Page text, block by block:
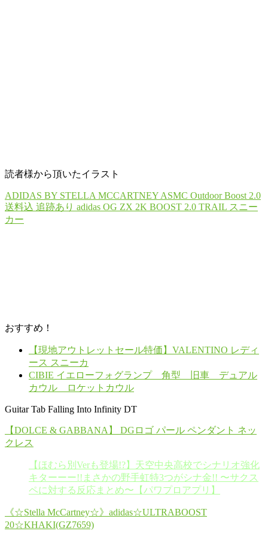
読者様から頂いたイラスト
ADIDAS BY STELLA MCCARTNEY ASMC Outdoor Boost 2.0
送料込 追跡あり adidas OG ZX 2K BOOST 2.0 TRAIL スニー
カー
おすすめ！
【現地アウトレットセール特価】VALENTINO レディ
ース スニーカ
CIBIE イエローフォグランプ 角型 旧車 デュアル
カウル ロケットカウル
Guitar Tab Falling Into Infinity DT
【DOLCE & GABBANA】 DGロゴ パール ペンダント ネッ
クレス
【ほむら別Verも登場!?】天空中央高校でシナリオ強化
キターーー!!まさかの野手虹特3つがシナ金!! 〜サクス
ペに対する反応まとめ〜【パワプロアプリ】
《☆Stella McCartney☆》adidas☆ULTRABOOST
20☆KHAKI(GZ7659)